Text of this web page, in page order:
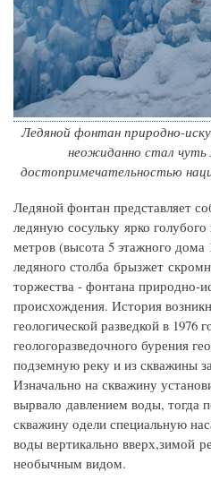
Ледяной фонтан природно-
неожиданно стал чуть
достопримечательностью
Ледяной фонтан представляет
ледяную сосульку ярко
метров (высота 5 этажного
ледяного столба брызжет
торжества - фонтана природно-
происхождения. История
геологической разведкой в 1976
геологоразведочного бурения
подземную реку и из скважины
Изначально на скважину
вырвало давлением воды, тогда
скважину одели специальную
воды вертикально вверх,зимой
необычным видом.